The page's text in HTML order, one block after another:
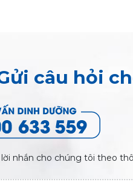
câu hỏi
lời nhắn cho chúng tôi theo